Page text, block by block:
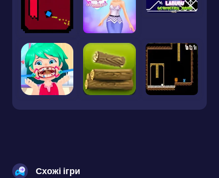
Схожі ігри